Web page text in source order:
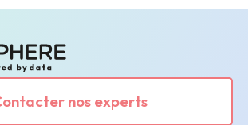
nos experts